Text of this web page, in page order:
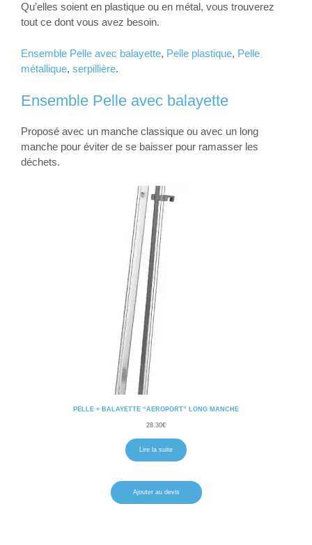
Qu’elles soient en plastique ou en métal, vous trouverez
tout ce dont vous avez besoin.
Ensemble Pelle avec balayette, Pelle plastique, Pelle
métallique, serpillière.
Ensemble Pelle avec balayette
Proposé avec un manche classique ou avec un long
manche pour éviter de se baisser pour ramasser les
déchets.
PELLE + BALAYETTE “AEROPORT” LONG MANCHE
28.30€
Lire la suite
Ajouter au devis